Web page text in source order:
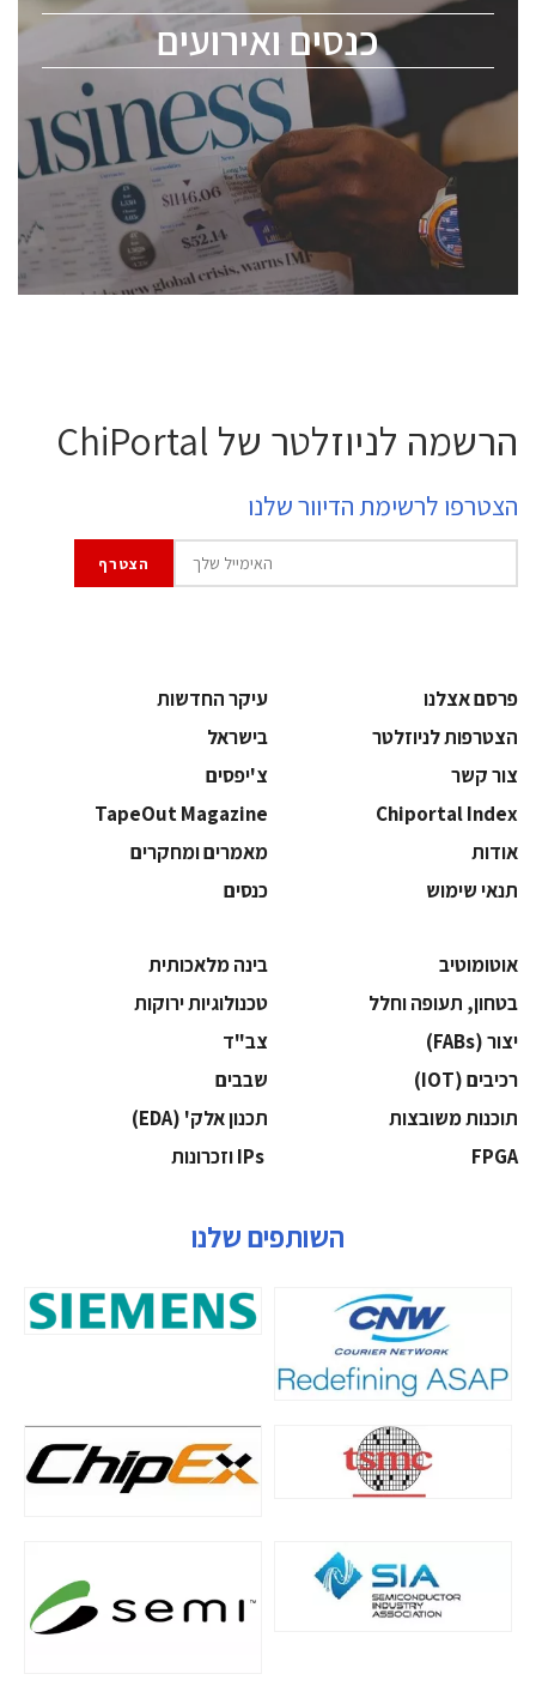
כנסים ואירועים
ChipEx2026 will be held on May 12-13, 2026. The
conference is intended for everyone involved in the
semiconductor industry, including engineers,
professional experts, and senior executives.
לחץ לפרטים
הרשמה לניוזלטר של ChiPortal
הצטרפו לרשימת הדיוור שלנו
פרסם אצלנו
עיקר החדשות
הצטרפות לניוזלטר
בישראל
צור קשר
צ'יפסים
Chiportal Index
TapeOut Magazine
אודות
מאמרים ומחקרים
תנאי שימוש
כנסים
אוטומוטיב
בינה מלאכותית
בטחון, תעופה וחלל
‫טכנולוגיות ירוקות‬
‫יצור (‪(FABs‬‬
‫צב"ד‬
‫רכיבים‬ (IOT)
‫שבבים‬
‫תוכנות משובצות‬
‫תכנון אלק' (‪(EDA‬‬
‫‪FPGA‬‬
השותפים שלנו